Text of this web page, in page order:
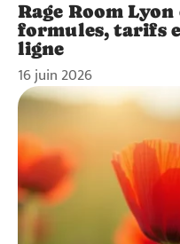
Rage Room
formules, tarifs
ligne
16 juin 2026